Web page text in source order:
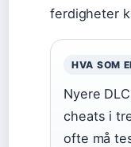
ferdigheter
HVA SOM
Nyere
cheats i
ofte må